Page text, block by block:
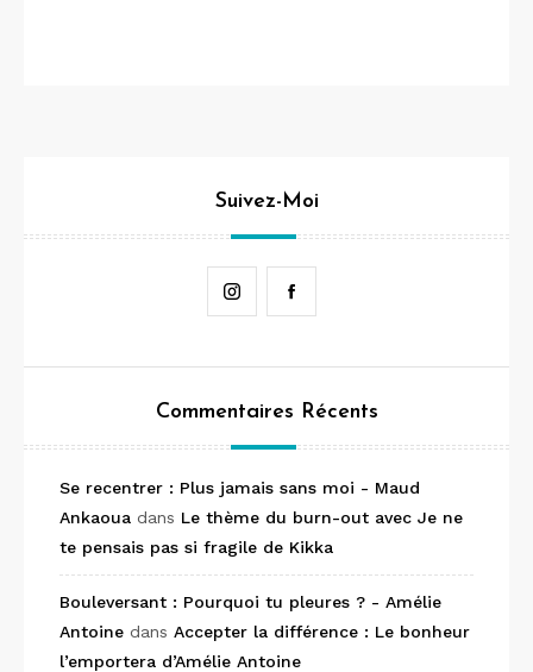
Suivez-Moi
Instagram
Commentaires Récents
Se recentrer : Plus jamais sans moi - Maud
Ankaoua dans Le thème du burn-out avec Je ne
te pensais pas si fragile de Kikka
Bouleversant : Pourquoi tu pleures ? - Amélie
Antoine dans Accepter la différence : Le bonheur
l’emportera d’Amélie Antoine